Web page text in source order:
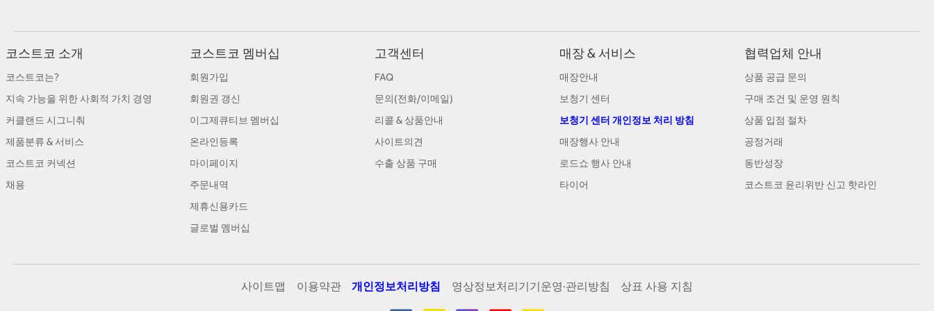
코스트코 소개
코스트코는?
지속 가능을 위한 사회적 가치 경영
커클랜드 시그니춰
제품분류 & 서비스
코스트코 커넥션
채용
코스트코 멤버십
회원가입
회원권 갱신
이그제큐티브 멤버십
온라인등록
마이페이지
주문내역
제휴신용카드
글로벌 멤버십
고객센터
FAQ
문의(전화/이메일)
리콜 & 상품안내
사이트의견
수출 상품 구매
매장 & 서비스
매장안내
보청기 센터
보청기 센터 개인정보 처리 방침
매장행사 안내
로드쇼 행사 안내
타이어
협력업체 안내
상품 공급 문의
구매 조건 및 운영 원칙
상품 입점 절차
공정거래
동반성장
코스트코 윤리위반 신고 핫라인
사이트맵 이용약관 개인정보처리방침 영상정보처리기기운영·관리방침 상표 사용 지침